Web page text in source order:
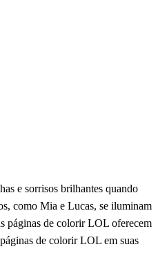
e sorrisos brilhantes quando
como Mia e Lucas, se iluminam
páginas de colorir LOL oferecem
de colorir LOL em suas